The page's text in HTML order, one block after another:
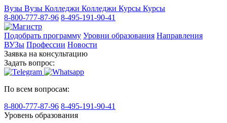
Вузы Вузы Колледжи Колледжи Курсы Курсы
8-800-777-87-96 8-495-191-90-41
Подобрать программу Уровни образования Направления
ВУЗы Профессии Новости
Заявка на консультацию
Задать вопрос:
По всем вопросам:
8-800-777-87-96 8-495-191-90-41
Уровень образования